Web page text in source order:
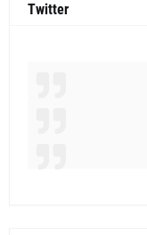
Twitter